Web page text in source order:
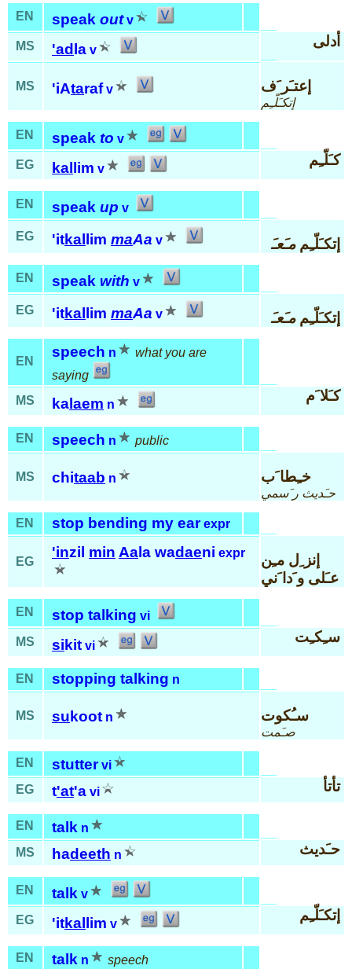
EN speak out v
MS
'ad la v
أدلى
MS 'iAtaraf v إعتـَر َف
إتكـَلّـِم
EN speak to v
EG
kal lim v
كـَلّـِم
EN speak up v
EG 'itkal lim maAa v إتكـَلّـِممـَعـَ
EN speak with v
EG 'itkal lim maAa v إتكـَلّـِممـَعـَ
EN
speech n
what you are
saying
MS
ka laem n
كـَلا َم
EN speech n public
MS chitaab n خـِطا َب
حـَديث ر َسمي
EN stop bending my ear expr
EG
'inzil min Aa la wadaeni expr
إنز ِل مـِن
عـَلى و َدا َني
EN stop talking vi
MS
si kit vi
سـِكـِت
EN stopping talking n
MS su koot n سـُكوت
صـَمت
EN stutter vi
EG
t'at'a vi تأتأ
EN talk n
MS
hadeeth n حـَديث
EN talk v
EG
'itkal lim v
إتكـَلّـِم
EN talk n
speech